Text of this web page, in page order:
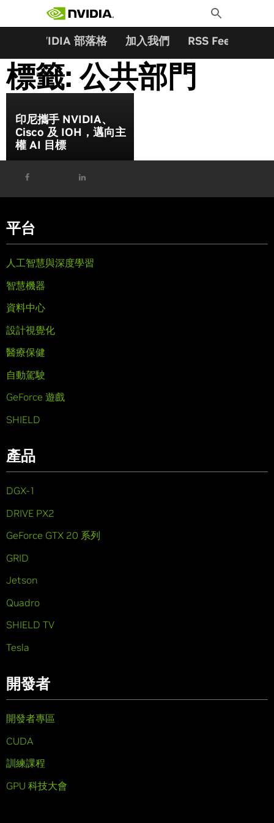
Toggle
Search
NVIDIA 部落格 加入我們 RSS Feeds
標籤:公共部門
印尼攜手 NVIDIA、
Cisco 及 IOH，邁向主
權 AI 目標
平台
人工智慧與深度學習
智慧機器
資料中心
設計視覺化
醫療保健
自動駕駛
GeForce 遊戲
SHIELD
產品
DGX-1
DRIVE PX2
GeForce GTX 20 系列
GRID
Jetson
Quadro
SHIELD TV
Tesla
開發者
開發者專區
CUDA
訓練課程
GPU 科技大會